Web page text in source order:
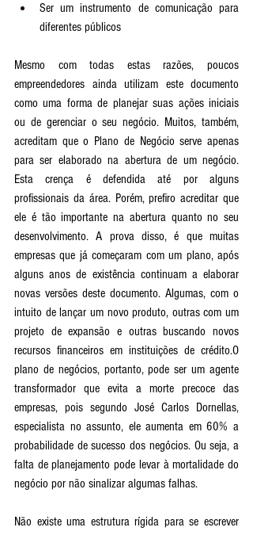
Ser um instrumento de comunicação para
diferentes públicos
Mesmo com todas estas razões, poucos
empreendedores ainda utilizam este documento
como uma forma de planejar suas ações iniciais
ou de gerenciar o seu negócio. Muitos, também,
acreditam que o Plano de Negócio serve apenas
para ser elaborado na abertura de um negócio.
Esta crença é defendida até por alguns
profissionais da área. Porém, prefiro acreditar que
ele é tão importante na abertura quanto no seu
desenvolvimento. A prova disso, é que muitas
empresas que já começaram com um plano, após
alguns anos de existência continuam a elaborar
novas versões deste documento. Algumas, com o
intuito de lançar um novo produto, outras com um
projeto de expansão e outras buscando novos
recursos financeiros em instituições de crédito.O
plano de negócios, portanto, pode ser um agente
transformador que evita a morte precoce das
empresas, pois segundo José Carlos Dornellas,
especialista no assunto, ele aumenta em 60% a
probabilidade de sucesso dos negócios. Ou seja, a
falta de planejamento pode levar à mortalidade do
negócio por não sinalizar algumas falhas.
Não existe uma estrutura rígida para se escrever